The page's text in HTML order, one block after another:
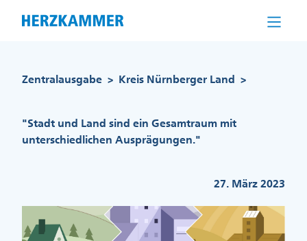
Zentralausgabe > Kreis Nürnberger Land >
"Stadt und Land sind ein Gesamtraum mit
unterschiedlichen Ausprägungen."
27. März 2023